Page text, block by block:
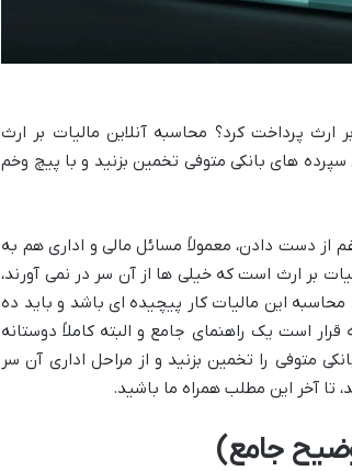
پرداخت کرد؟ محاسبه آنلاین مالیات بر ارث
های بانکی متوفی تخمین بزنید و با پیچ وخم
از دست دادن، معمولاً مسائل مالی و اداری هم به
بر ارث است که خیلی ها از آن سر در نمی آورند،
این مالیات کار پیچیده ای باشد و باید ده
قرار است یک راهنمای جامع و البته کاملاً دوستانه
متوفی را تخمین بزنید و از مراحل اداری آن سر
تا آخر این مطلب همراه ما باشید.
جامع)